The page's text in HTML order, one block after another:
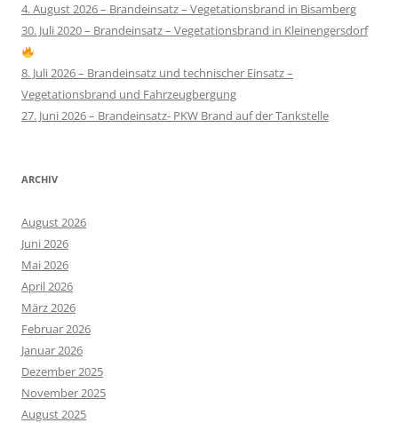
4. August 2026 – Brandeinsatz – Vegetationsbrand in Bisamberg
30. Juli 2020 – Brandeinsatz – Vegetationsbrand in Kleinengersdorf
8. Juli 2026 – Brandeinsatz und technischer Einsatz –
Vegetationsbrand und Fahrzeugbergung
27. Juni 2026 – Brandeinsatz- PKW Brand auf der Tankstelle
ARCHIV
August 2026
Juni 2026
Mai 2026
April 2026
März 2026
Februar 2026
Januar 2026
Dezember 2025
November 2025
August 2025